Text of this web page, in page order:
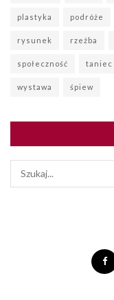
plastyka podróże
rysunek rzeźba
społeczność taniec
wystawa śpiew